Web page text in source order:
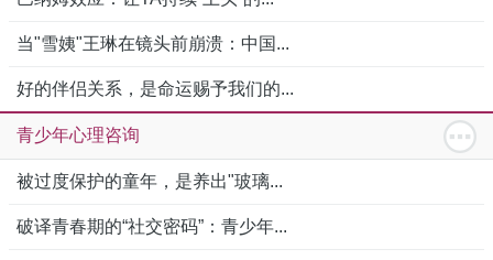
当"雪姨"王琳在镜头前崩溃：中国...
好的伴侣关系，是命运赐予我们的...
青少年心理咨询
被过度保护的童年，是养出"玻璃...
破译青春期的“社交密码”：青少年...